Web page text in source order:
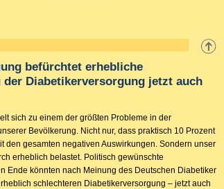
befürchtet erhebliche
der Diabetikerversorgung jetzt auch
sich zu einem der größten Probleme in der
Bevölkerung. Nicht nur, dass praktisch 10 Prozent
den gesamten negativen Auswirkungen. Sondern unser
erheblich belastet. Politisch gewünschte
Ende könnten nach Meinung des Deutschen Diabetiker
schlechteren Diabetikerversorgung – jetzt auch